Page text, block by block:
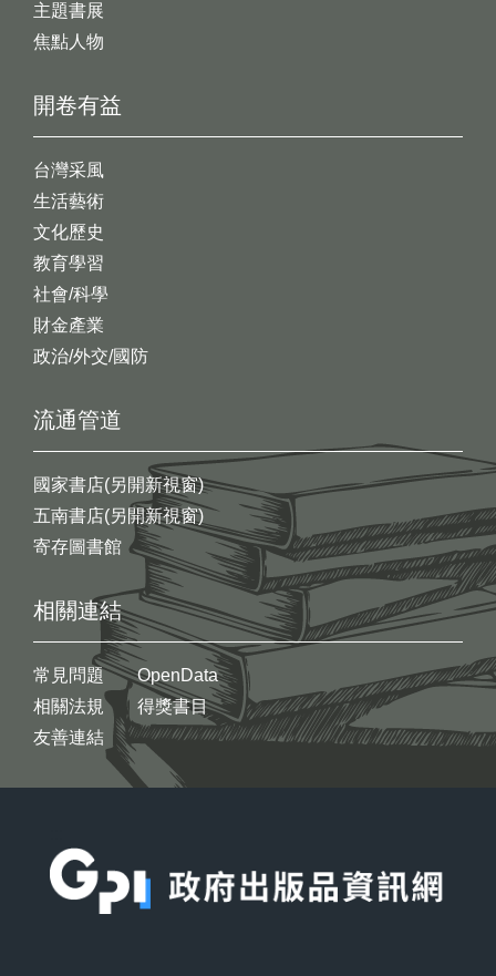
開卷有益
台灣采風
生活藝術
文化歷史
教育學習
社會/科學
財金產業
政治/外交/國防
主題書展
焦點人物
流通管道
國家書店(另開新視窗)
五南書店(另開新視窗)
寄存圖書館
相關連結
常見問題
相關法規
友善連結
OpenData
得獎書目